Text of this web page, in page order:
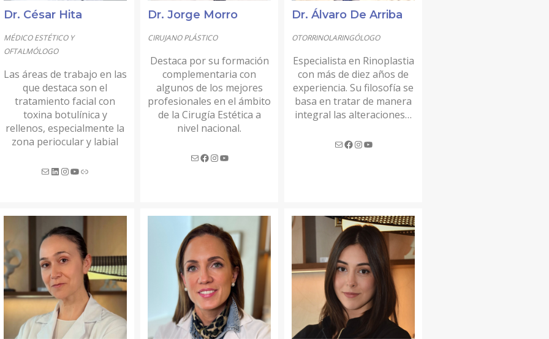
Dr. César Hita
MÉDICO ESTÉTICO Y
OFTALMÓLOGO
Las áreas de trabajo en las
que destaca son el
tratamiento facial con
toxina botulínica y
rellenos, especialmente la
zona periocular y labial
Dr. Jorge Morro
CIRUJANO PLÁSTICO
Destaca por su formación
complementaria con
algunos de los mejores
profesionales en el ámbito
de la Cirugía Estética a
nivel nacional.
Dr. Álvaro De Arriba
OTORRINOLARINGÓLOGO
Especialista en Rinoplastia
con más de diez años de
experiencia. Su filosofía se
basa en tratar de manera
integral las alteraciones…